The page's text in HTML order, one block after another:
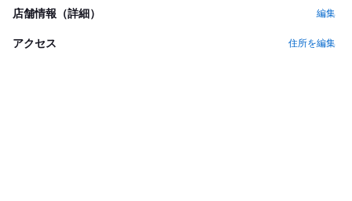
店舗情報（詳細） 編集
アクセス 住所を編集